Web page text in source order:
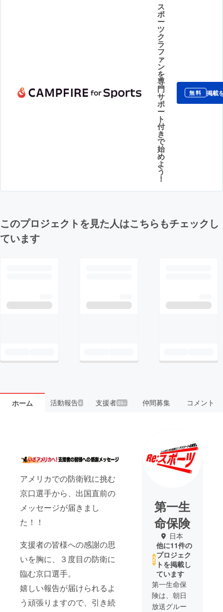
ス
ポ
ー
ツ
ク
ラ
フ
ァ
ン
を
専
門
サ
ポ
ー
ト
付
き
で
始
め
よ
う
！
無料 掲載
このプロジェクトを見た人はこちらもチェックし
ています
ホーム 活動報告4 支援者99+ 仲間募集 コメント
アメリカでの防衛戦に挑む
京口選手から、出国直前の
メッセージが届きまし
た！！
支援者の皆様への感謝の思
いを胸に、３度目の防衛に
臨む京口選手。
嬉しい報告が届けられるよ
う頑張りますので、引き続
第一生
命保険
日本
他に11件の
プロジェク
トを掲載し
ています
第一生命保
険は、朝日
放送グルー